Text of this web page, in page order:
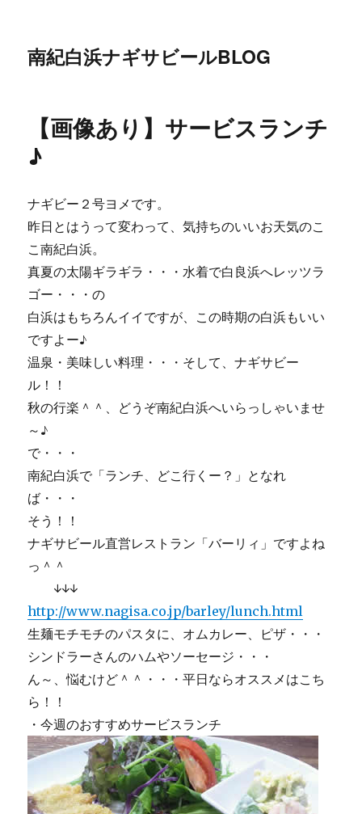
南紀白浜ナギサビールBLOG
【画像あり】サービスランチ
♪
ナギビー２号ヨメです。
昨日とはうって変わって、気持ちのいいお天気のこ
こ南紀白浜。
真夏の太陽ギラギラ・・・水着で白良浜へレッツラ
ゴー・・・の
白浜はもちろんイイですが、この時期の白浜もいい
ですよー♪
温泉・美味しい料理・・・そして、ナギサビー
ル！！
秋の行楽＾＾、どうぞ南紀白浜へいらっしゃいませ
～♪
で・・・
南紀白浜で「ランチ、どこ行くー？」となれ
ば・・・
そう！！
ナギサビール直営レストラン「バーリィ」ですよね
っ＾＾
↓↓↓
http://www.nagisa.co.jp/barley/lunch.html
生麺モチモチのパスタに、オムカレー、ピザ・・・
シンドラーさんのハムやソーセージ・・・
ん～、悩むけど＾＾・・・平日ならオススメはこち
ら！！
・今週のおすすめサービスランチ